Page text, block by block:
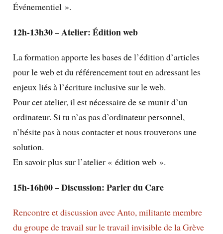
Événementiel ».
12h-13h30 – Atelier: Édition web
La formation apporte les bases de l’édition d’articles
pour le web et du référencement tout en adressant les
enjeux liés à l’écriture inclusive sur le web.
Pour cet atelier, il est nécessaire de se munir d’un
ordinateur. Si tu n’as pas d’ordinateur personnel,
n’hésite pas à nous contacter et nous trouverons une
solution.
En savoir plus sur l’atelier « édition web ».
15h-16h00 –Discussion: Parler du Care
Rencontre et discussion avec Anto, militante membre
du groupe de travail sur le travail invisible de la Grève